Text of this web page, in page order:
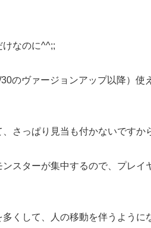
なのに^^;;
のヴァージョンアップ以降）使
さっぱり見当も付かないですか
スターが集中するので、プレイ
くして、人の移動を伴うように